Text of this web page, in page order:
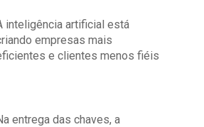
inteligência artificial está
empresas mais
e clientes menos fiéis
entrega das chaves, a